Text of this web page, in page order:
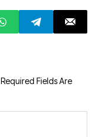
Required Fields Are